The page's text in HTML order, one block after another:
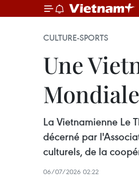
CULTURE-SPORTS
Une
La Vietnamienne Le
décerné par
culturels, de la
06/07/2026 02:22